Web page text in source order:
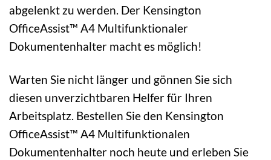
abgelenkt zu werden. Der Kensington
OfficeAssist™ A4 Multifunktionaler
Dokumentenhalter macht es möglich!
Warten Sie nicht länger und gönnen Sie sich
diesen unverzichtbaren Helfer für Ihren
Arbeitsplatz. Bestellen Sie den Kensington
OfficeAssist™ A4 Multifunktionalen
Dokumentenhalter noch heute und erleben Sie